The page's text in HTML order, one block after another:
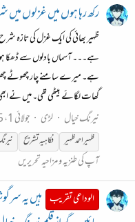
رکھ رہا ہوں میں غزلوں
ظہیر بھائی کی ایک غزل کی تازہ
ہے۔۔۔ آسماں بادلوں سے ڈھکا
ہے۔ میرے سامنے چار چھوٹے
گھات لگائے بیٹھی تھی۔ میں نے
نیرنگ خیال
لڑی جولائی 1، 2025
ظہیر احمد ظہیر
فکاہیہ تشریح
آپ کی طنزیہ و مزاحیہ تحریریں
الوداعی تقریب ہیں یہ